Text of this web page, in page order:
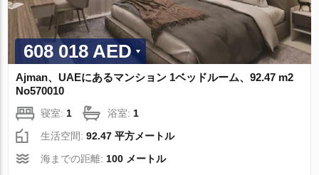
608 018 AED
Ajman、UAEにあるマンション 1ベッドルーム、92.47 m2
No570010
寝室:1 浴室:1
生活空間:92.47 平方メートル
海までの距離:100 メートル